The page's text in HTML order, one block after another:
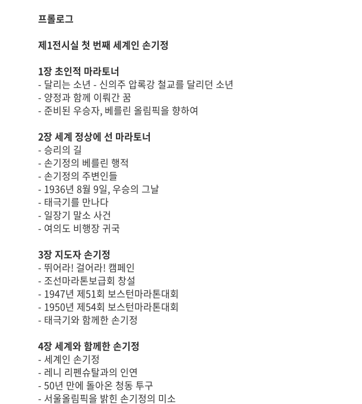
프롤로그
제1전시실 첫 번째 세계인 손기정
1장 초인적 마라토너
- 달리는 소년 - 신의주 압록강 철교를 달리던 소년
- 양정과 함께 이뤄간 꿈
- 준비된 우승자, 베를린 올림픽을 향하여
2장 세계 정상에 선 마라토너
- 승리의 길
- 손기정의 베를린 행적
- 손기정의 주변인들
- 1936년 8월 9일, 우승의 그날
- 태극기를 만나다
- 일장기 말소 사건
- 여의도 비행장 귀국
3장 지도자 손기정
- 뛰어라! 걸어라! 캠페인
- 조선마라톤보급회 창설
- 1947년 제51회 보스턴마라톤대회
- 1950년 제54회 보스턴마라톤대회
- 태극기와 함께한 손기정
4장 세계와 함께한 손기정
- 세계인 손기정
- 레니 리펜슈탈과의 인연
- 50년 만에 돌아온 청동 투구
- 서울올림픽을 밝힌 손기정의 미소